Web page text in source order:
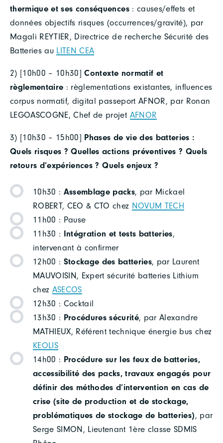
thermique et ses conséquences: causes/effets et
données objectifs risques (occurrences/gravité), par
Magali REYTIER, Directrice de recherche Sécurité des
Batteries au LITEN CEA
2) [10h00 – 10h30]Contexte normatif et
règlementaire : règlementations existantes, influences
corpus normatif, digital passeport AFNOR, par Ronan
LEGOASCOGNE, Chef de projet AFNOR
3) [10h30 – 15h00] Phases de vie des batteries :
Quels risques ? Quelles actions préventives ? Quels
retours d’expériences ? Quels enjeux ?
10h30 : Assemblage packs, par Mickael
ROBERT, CEO & CTO chez NOVUM TECH
11h00 : Pause
11h30 :
Intégration et tests batteries,
intervenant à confirmer
12h00 : Stockage des batteries, par Laurent
MAUVOISIN, Expert sécurité batteries Lithium
chez ASECOS
12h30 : Cocktail
13h30 : Procédures sécurité, par Alexandre
MATHIEUX, Référent technique énergie bus chez
KEOLIS
14h00 : Procédure sur les feux de batteries,
accessibilité des packs, travaux engagés pour
définir des méthodes d’intervention en cas de
crise (site de production et de stockage,
problématiques de stockage de batteries), par
Serge SIMON, Lieutenant 1ère classe SDMIS